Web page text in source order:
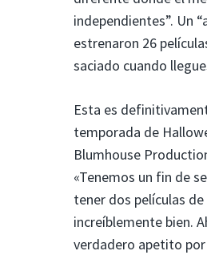
independientes”. Un
estrenaron 26
saciado cuando
Esta es
temporada de
Blumhouse
«Tenemos un fin de
tener dos películas
increíblemente bien.
verdadero apetito por